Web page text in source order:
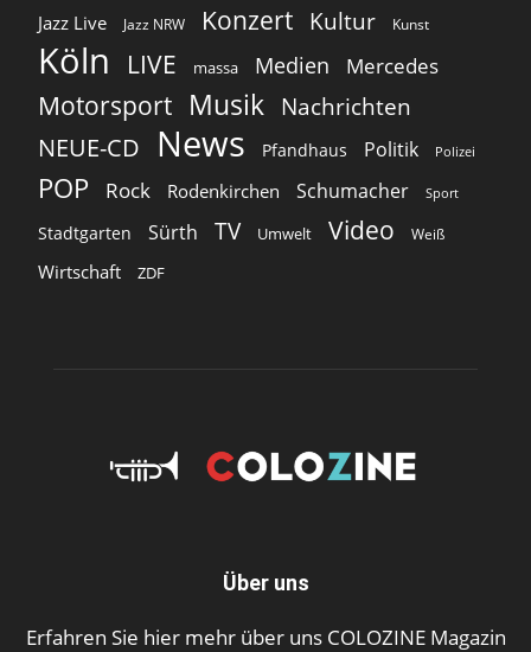
Jazz Live Jazz NRW Konzert Kultur Kunst
Köln LIVE massa Medien Mercedes
Motorsport Musik Nachrichten
NEUE-CD
News Pfandhaus Politik Polizei
POP Rock Rodenkirchen Schumacher Sport
Stadtgarten Sürth TV Umwelt Video Weiß
Wirtschaft ZDF
Über uns
Erfahren Sie hier mehr über uns COLOZINE Magazin